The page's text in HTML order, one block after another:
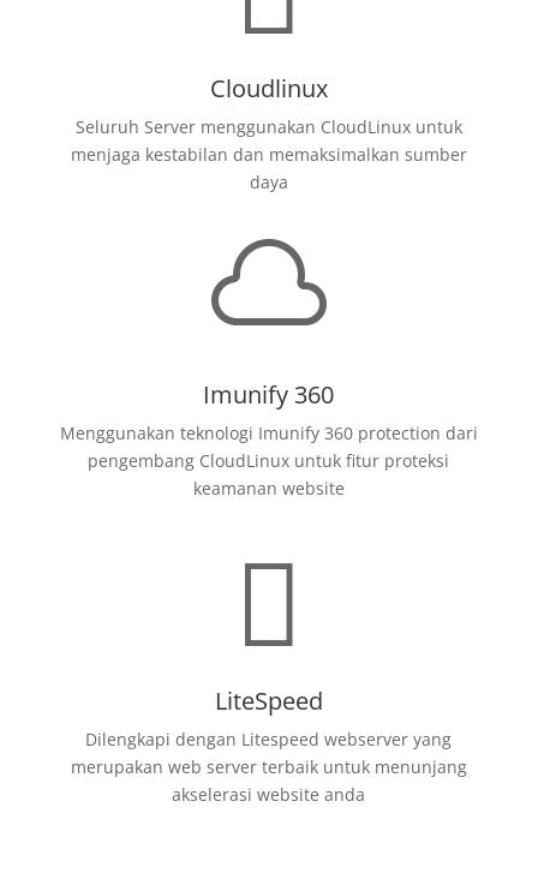
Cloudlinux
Seluruh Server menggunakan CloudLinux untuk
menjaga kestabilan dan memaksimalkan sumber
daya

Imunify 360
Menggunakan teknologi Imunify 360 protection dari
pengembang CloudLinux untuk fitur proteksi
keamanan website

LiteSpeed
Dilengkapi dengan Litespeed webserver yang
merupakan web server terbaik untuk menunjang
akselerasi website anda